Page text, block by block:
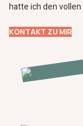
hatte ich den
KONTAKT ZU MIR